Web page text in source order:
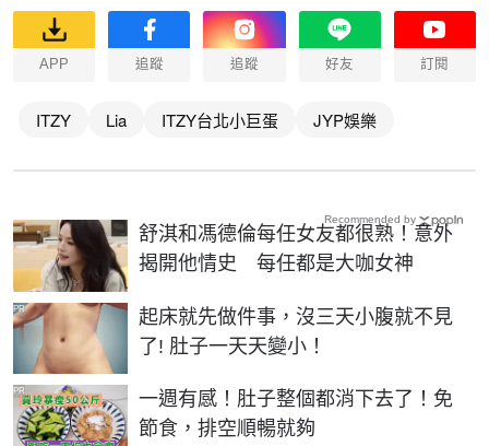
APP 追蹤 追蹤 好友 訂閱
ITZY Lia ITZY台北小巨蛋 JYP娛樂
舒淇和馮德倫每任女友都很熟！意外
揭開他情史 每任都是大咖女神
起床就先做件事，沒三天小腹就不見
了! 肚子一天天變小！
PR
一週有感！肚子整個都消下去了！免
節食，排空順暢就夠
PR
Recommended by